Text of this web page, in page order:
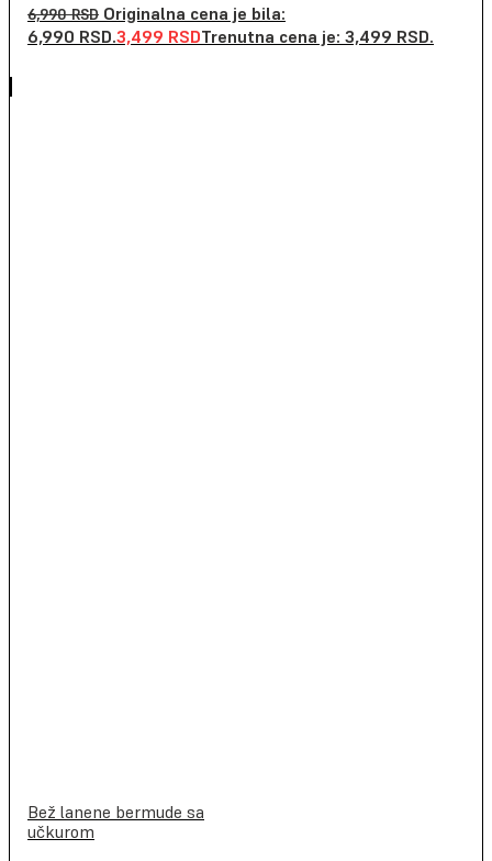
6,990RSD Originalna cena je bila:
6,990 RSD.3,499 RSDTrenutna cena je: 3,499 RSD.
Bež lanene bermude sa
učkurom